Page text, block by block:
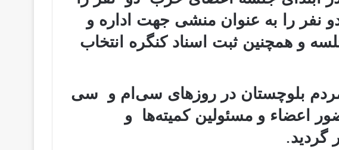
نفر را به عنوان منشی جهت اداره‌‌ و
و همچنین ثبت اسناد کنگره انتخاب
بلوچستان در روزهای سی‌ام و سی
۲۰۱۹ با حضور اعضاء و مسئولین کمیته‌ها و
گردید.